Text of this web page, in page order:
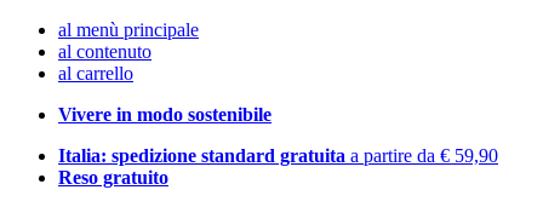
al menù principale
al contenuto
al carrello
Vivere in modo sostenibile
Italia: spedizione standard gratuita a partire da € 59,90
Reso gratuito